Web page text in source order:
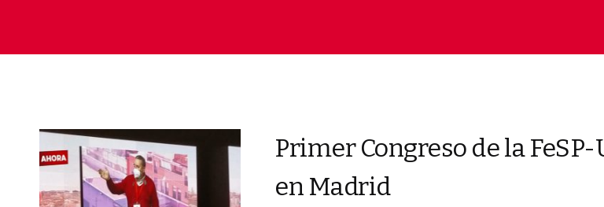
Primer Congreso de la FeSP-
en Madrid